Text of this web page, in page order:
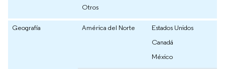
Otros
Geografía América del Norte
Estados Unidos
Canadá
México